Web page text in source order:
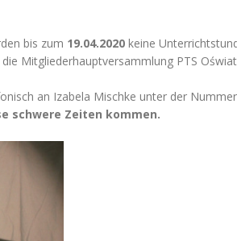
bis zum 19.04.2020 keine
Mitgliederhauptversammlung PTS
an Izabela Mischke unter der
schwere Zeiten kommen.